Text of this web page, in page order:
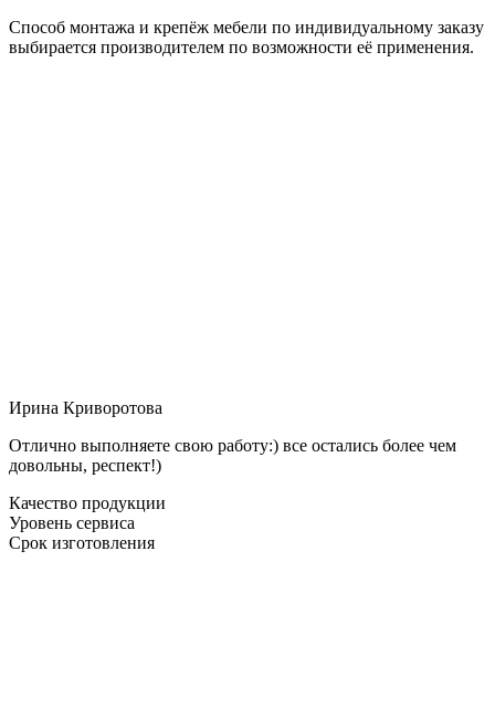
Способ монтажа и крепёж мебели по индивидуальному заказу
выбирается производителем по возможности её применения.
Ирина Криворотова
Отлично выполняете свою работу:) все остались более чем
довольны, респект!)
Качество продукции
Уровень сервиса
Срок изготовления